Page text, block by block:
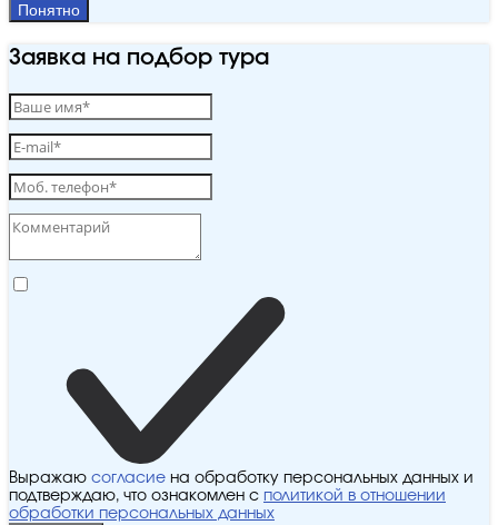
Понятно
Заявка на подбор тура
Выражаю согласие на обработку персональных данных и
подтверждаю, что ознакомлен с политикой в отношении
обработки персональных данных